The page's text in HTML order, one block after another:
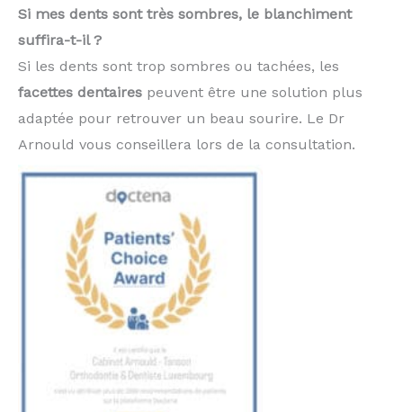
Si mes dents sont très sombres, le blanchiment
suffira-t-il ?
Si les dents sont trop sombres ou tachées, les
facettes dentaires peuvent être une solution plus
adaptée pour retrouver un beau sourire. Le Dr
Arnould vous conseillera lors de la consultation.